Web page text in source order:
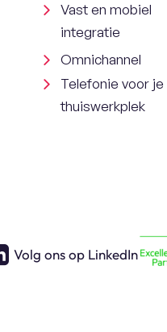
Vast en mobiel
integratie
Omnichannel
Telefonie voor je
thuiswerkplek
Volg ons op LinkedIn